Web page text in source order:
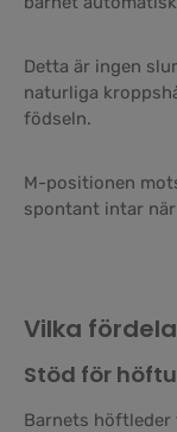
Detta är ingen
naturliga
födseln.
M-positionen
spontant intar
Vilka
Stöd för
Barnets